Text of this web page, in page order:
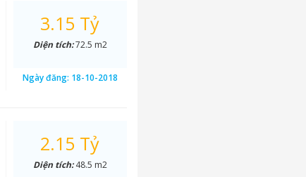
3.15 Tỷ
Diện tích:72.5 m2
Ngày đăng: 18-10-2018
2.15 Tỷ
Diện tích:48.5 m2